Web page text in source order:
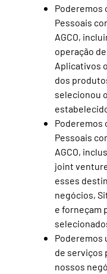
Poderemos
Pessoais
AGCO,
operação
Aplicativos
dos
selecionou
Poderemos
Pessoais
AGCO,
joint
esses
negócios,
e forneçam
de serviços
nossos